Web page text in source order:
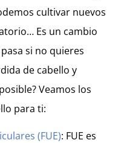
cultivar nuevos
Es un cambio
si no quieres
de cabello y
Veamos los
para ti:
(FUE): FUE es